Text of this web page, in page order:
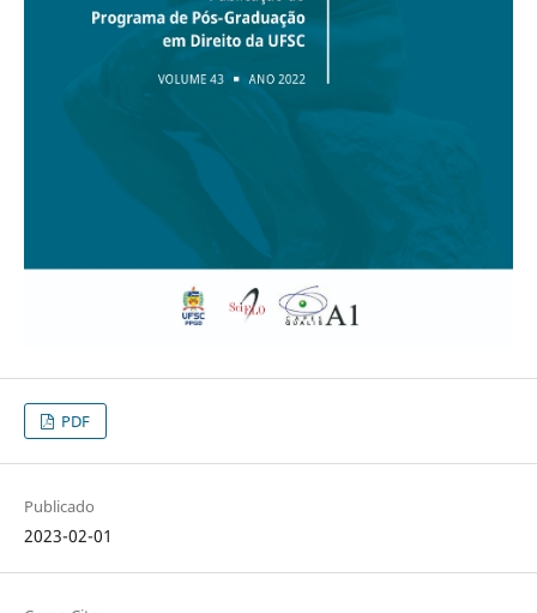
PDF
Publicado
2023-02-01